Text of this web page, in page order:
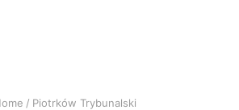
/ Piotrków Trybunalski